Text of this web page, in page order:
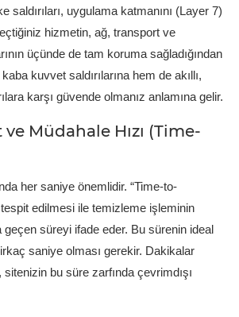
saldırıları, uygulama katmanını (Layer 7)
hizmetin, ağ, transport ve
üçünde de tam koruma sağladığından
kuvvet saldırılarına hem de akıllı,
karşı güvende olmanız anlamına gelir.
ve Müdahale Hızı (Time-
her saniye önemlidir. “Time-to-
tespit edilmesi ile temizleme işleminin
geçen süreyi ifade eder. Bu sürenin ideal
saniye olması gerekir. Dakikalar
bu süre zarfında çevrimdışı